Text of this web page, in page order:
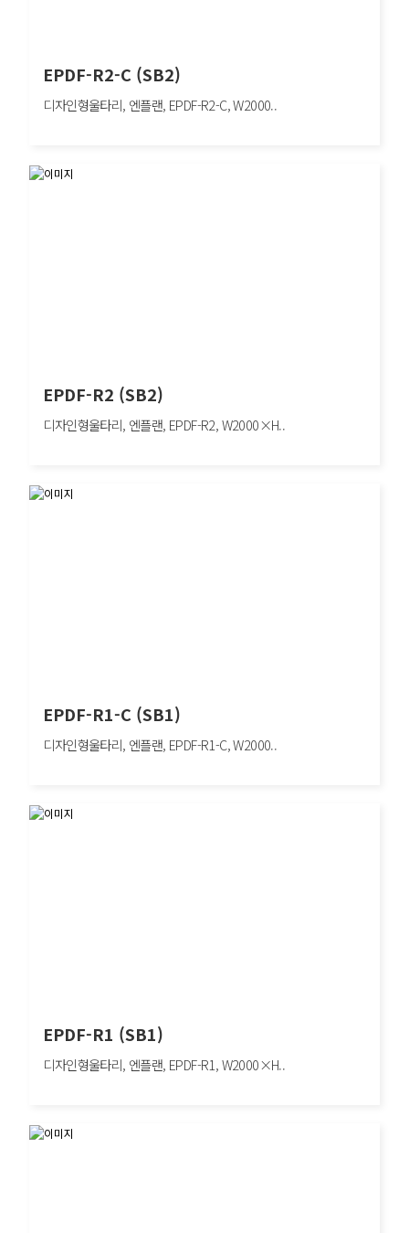
EPDF-R2-C (SB2)
디자인형울타리, 엔플랜, EPDF-R2-C, W2000..
디자인형울타리, 엔플랜, EPDF-R2-C, W2000×H1100mm, 차량방호책, SB2
EPDF-R2 (SB2)
디자인형울타리, 엔플랜, EPDF-R2, W2000×H..
디자인형울타리, 엔플랜, EPDF-R2, W2000×H1100mm, 차량방호책, SB2
EPDF-R1-C (SB1)
디자인형울타리, 엔플랜, EPDF-R1-C, W2000..
디자인형울타리, 엔플랜, EPDF-R1-C, W2000×H900mm, 차량방호책, SB1
EPDF-R1 (SB1)
디자인형울타리, 엔플랜, EPDF-R1, W2000×H..
디자인형울타리, 엔플랜, EPDF-R1, W2000×H900mm, 차량방호책, SB1